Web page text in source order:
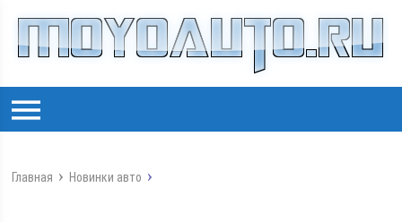
Главная Новинки авто